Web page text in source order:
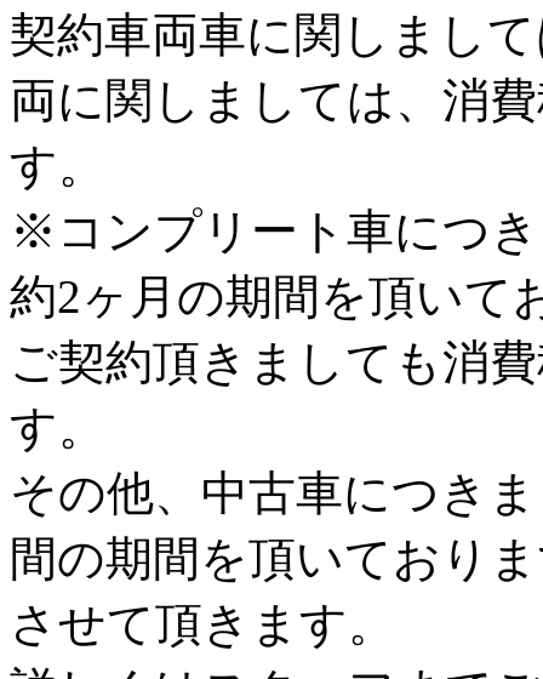
契約車両車に関しまし
両に関しましては、消
す。
※コンプリート車につ
約2ヶ月の期間を頂いて
ご契約頂きましても消
す。
その他、中古車につき
間の期間を頂いており
させて頂きます。